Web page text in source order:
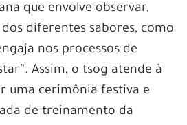
que envolve observar,
diferentes sabores, como
nos processos de
Assim, o tsog atende à
uma cerimônia festiva e
de treinamento da